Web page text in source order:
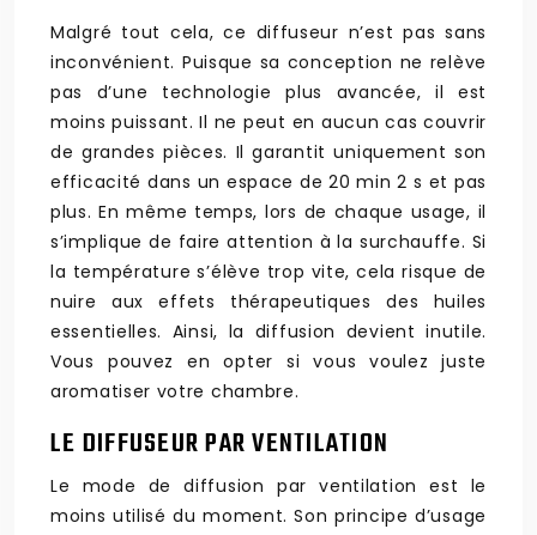
Malgré tout cela, ce diffuseur n’est pas sans
inconvénient. Puisque sa conception ne relève
pas d’une technologie plus avancée, il est
moins puissant. Il ne peut en aucun cas couvrir
de grandes pièces. Il garantit uniquement son
efficacité dans un espace de 20 min 2 s et pas
plus. En même temps, lors de chaque usage, il
s’implique de faire attention à la surchauffe. Si
la température s’élève trop vite, cela risque de
nuire aux effets thérapeutiques des huiles
essentielles. Ainsi, la diffusion devient inutile.
Vous pouvez en opter si vous voulez juste
aromatiser votre chambre.
LE DIFFUSEUR PAR VENTILATION
Le mode de diffusion par ventilation est le
moins utilisé du moment. Son principe d’usage